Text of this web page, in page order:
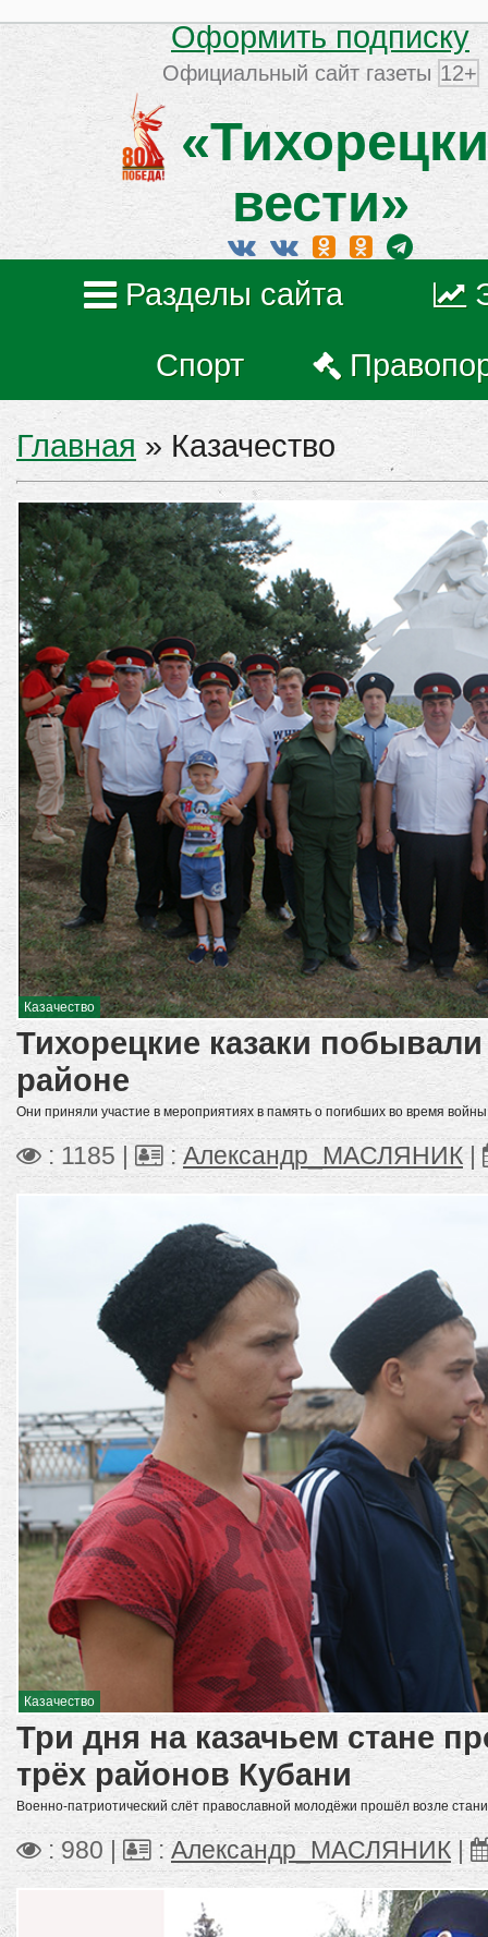
Оформить подписку
Официальный сайт газеты 12+
вести»
Разделы сайта
Спорт
Главная » Казачество
Казачество
Тихорецкие казаки
районе
Они приняли участие в мероприятиях в память о погибших во время войны
: 1185 | : Александр_МАСЛЯНИК
Казачество
Три дня на казачьем стане
трёх районов Кубани
Военно-патриотический слёт православной молодёжи прошёл возле
: 980 | :Александр_МАСЛЯНИК |